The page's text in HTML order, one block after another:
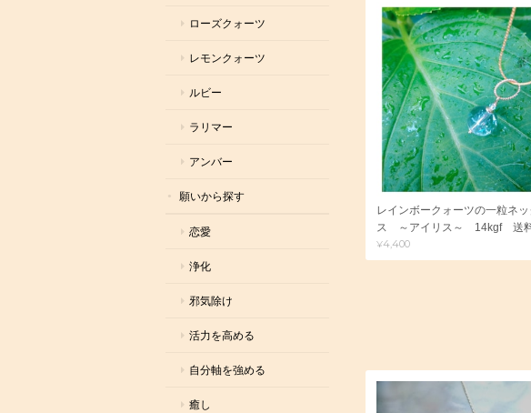
レインボークォーツの一粒ネッ
ス ～アイリス～ 14kgf 送
¥4,400
ローズクォーツ
レモンクォーツ
ルビー
ラリマー
アンバー
願いから探す
恋愛
浄化
邪気除け
活力を高める
自分軸を強める
癒し